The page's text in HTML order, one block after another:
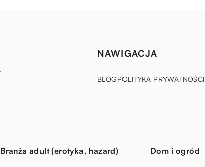
NAWIGACJA
BLOGPOLITYKA PRYWATNOŚCI
Branża adult (erotyka, hazard) Dom i ogród